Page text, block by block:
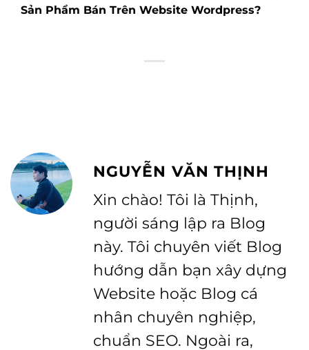
Sản Phẩm Bán Trên Website Wordpress?
NGUYỄN VĂN THỊNH
Xin chào! Tôi là Thịnh,
người sáng lập ra Blog
này. Tôi chuyên viết Blog
hướng dẫn bạn xây dựng
Website hoặc Blog cá
nhân chuyên nghiệp,
chuẩn SEO. Ngoài ra,